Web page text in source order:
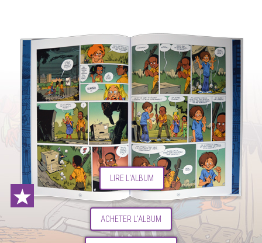
LIRE L'ALBUM
ACHETER L'ALBUM